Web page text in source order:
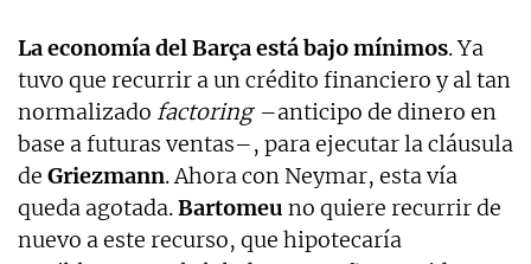
La economía del Barça está bajo mínimos. Ya
tuvo que recurrir a un crédito financiero y al tan
normalizado factoring–anticipo de dinero en
base a futuras ventas–, para ejecutar la cláusula
de Griezmann. Ahora con Neymar, esta vía
queda agotada.Bartomeu no quiere recurrir de
nuevo a este recurso, que hipotecaría